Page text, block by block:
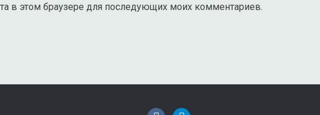
в этом браузере для последующих моих комментариев.